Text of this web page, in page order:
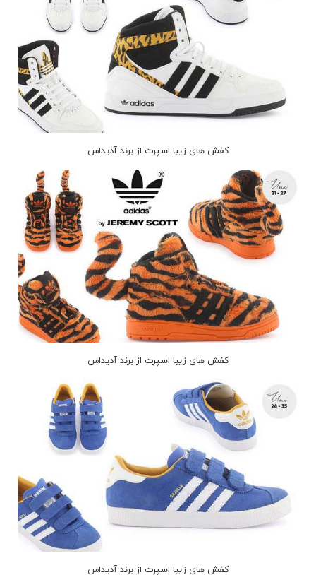
کفش های زیبا اسپرت از برند آدیداس
کفش های زیبا اسپرت از برند آدیداس
کفش های زیبا اسپرت از برند آدیداس